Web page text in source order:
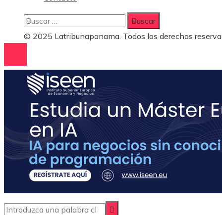
Buscar:
© 2025 Latribunapanama. Todos los derechos